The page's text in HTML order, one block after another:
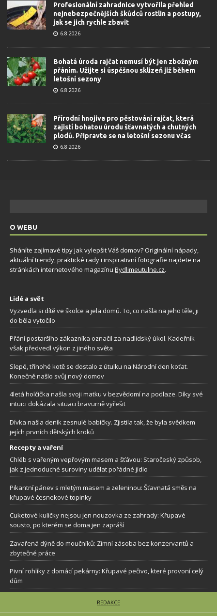
Profesionální zahradnice vytvořila přehled
nejnebezpečnějších škůdců rostlin a postupy,
jak se jich rychle zbavit
6.8.2026
Bohatá úroda rajčat nemusí být jen zbožným
přáním. Užijte si úspěšnou sklizeň již během
letošní sezony
6.8.2026
Přírodní hnojiva pro pěstování rajčat, která
zajistí bohatou úrodu šťavnatých a chutných
plodů. Připravte se na letošní sezonu včas
6.8.2026
O WEBU
Sháníte zajímavé tipy jak vylepšit Váš domov? Originální nápady,
aktuální trendy, praktické rady i inspirativní fotografie najdete na
stránkách internetového magazínu Bydlimeutulne.cz.
Lidé a svět
Vyzvedla si dítě ve školce a jela domů. To, co našla na jeho těle, ji
do běla vytočilo
Přání postaršího zákazníka označil za nadlidský úkol. Kadeřník
však předvedl výkon z jiného světa
Slepé, třínohé kotě se dostalo z útulku na Národní den koťat.
Konečně našlo svůj nový domov
4letá holčička našla svoji matku v bezvědomí na podlaze. Díky své
intuici dokázala situaci bravurně vyřešit
Dívka našla deník zesnulé babičky. Zjistila tak, že byla svědkem
jejích prvních dětských kroků
Recepty a vaření
Chléb s vařeným vepřovým masem a šťávou: Staročeský způsob,
jak z jednoduché suroviny udělat pořádné jídlo
Pikantní pánev s mletým masem a zeleninou: Šťavnatá směs na
křupavé česnekové topinky
Cuketové kuličky nejsou jen nouzovka ze zahrady: Křupavé
sousto, po kterém se doma jen zapráší
Zavařená dýně do moučníků: Zimní zásoba bez konzervantů a
zbytečné práce
Pivní rohlíky z domácí pekárny: Křupavé pečivo, které provoní celý
dům
REDAKCE